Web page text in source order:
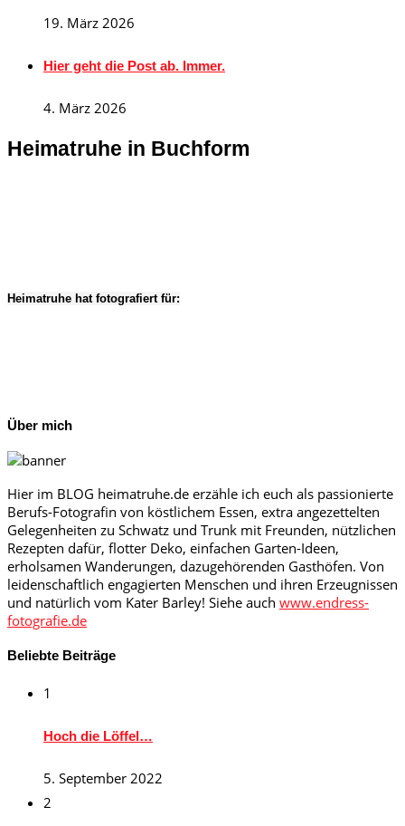
19. März 2026
Hier geht die Post ab. Immer.
4. März 2026
Heimatruhe in Buchform
Heimatruhe hat fotografiert für:
Über mich
Hier im BLOG heimatruhe.de erzähle ich euch als passionierte
Berufs-Fotografin von köstlichem Essen, extra angezettelten
Gelegenheiten zu Schwatz und Trunk mit Freunden, nützlichen
Rezepten dafür, flotter Deko, einfachen Garten-Ideen,
erholsamen Wanderungen, dazugehörenden Gasthöfen. Von
leidenschaftlich engagierten Menschen und ihren Erzeugnissen
und natürlich vom Kater Barley! Siehe auch www.endress-
fotografie.de
Beliebte Beiträge
1
Hoch die Löffel…
5. September 2022
2